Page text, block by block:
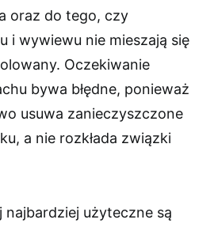
oraz do tego, czy
i wywiewu nie mieszają się
Oczekiwanie
bywa błędne, ponieważ
usuwa zanieczyszczone
a nie rozkłada związki
najbardziej użyteczne są